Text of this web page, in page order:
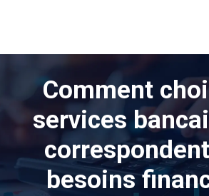
Comment
services
besoins